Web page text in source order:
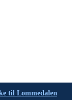
til Lommedalen